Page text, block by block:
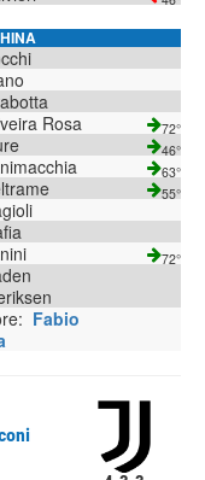
Rosa 72°
46°
63°
55°
72°
Fabio